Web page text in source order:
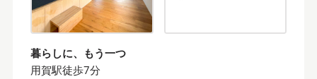
暮らしに、もう一つ
用賀駅徒歩7分